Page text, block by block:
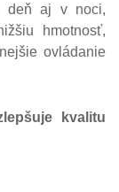
deň aj v noci,
hmotnosť,
ovládanie
kvalitu